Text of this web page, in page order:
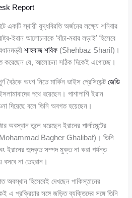
Report
একটি স্থায়ী যুদ্ধবিরতি অর্জনের লক্ষ্যে শনিবার
ইরান আলোচনাকে ‘বাঁচা-মরার লড়াই’ হিসেবে
শাহবাজ শরিফ (Shehbaz Sharif)।
করেছেন যে, আলোচনা সঠিক দিকেই এগোচ্ছে।
অংশ নিতে মার্কিন ভাইস প্রেসিডেন্টজেডি
পথে রয়েছেন। পাশাপাশি ইরান
দিয়েছে বলে তিনি অবগত হয়েছেন।
তুলে ধরেছেন ইরানের পার্লামেন্টের
Bagher Ghalibaf)। তিনি
ইরানের জব্দকৃত সম্পদ মুক্ত না করা পর্যন্ত
বসবে না তেহরান।
হিসেবেই দেখছেন পাকিস্তানের
এ প্রক্রিয়ার সঙ্গে জড়িত ব্যক্তিদের সঙ্গে তিনি